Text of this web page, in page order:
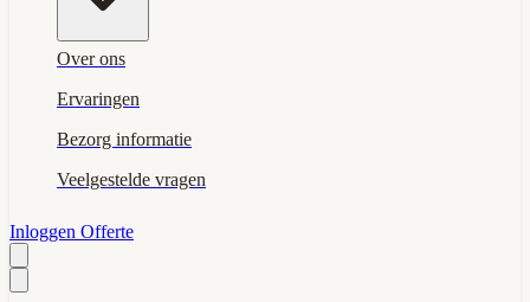
Over ons
Ervaringen
Bezorg informatie
Veelgestelde vragen
Inloggen Offerte